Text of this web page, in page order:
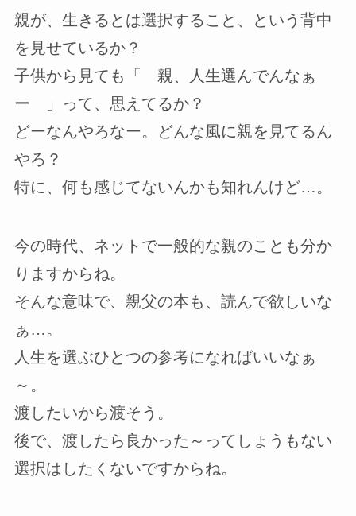
親が、生きるとは選択すること、という背中
を見せているか？
子供から見ても「 親、人生選んでんなぁ
ー 」って、思えてるか？
どーなんやろなー。どんな風に親を見てるん
やろ？
特に、何も感じてないんかも知れんけど…。
今の時代、ネットで一般的な親のことも分か
りますからね。
そんな意味で、親父の本も、読んで欲しいな
ぁ…。
人生を選ぶひとつの参考になればいいなぁ
～。
渡したいから渡そう。
後で、渡したら良かった～ってしょうもない
選択はしたくないですからね。